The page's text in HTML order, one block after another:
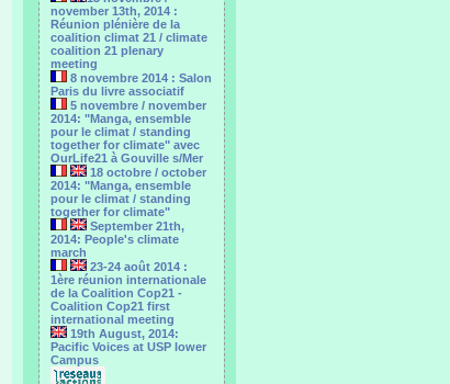
november 13th, 2014 :
Réunion plénière de la
coalition climat 21 / climate
coalition 21 plenary
meeting
8 novembre 2014 : Salon
Paris du livre associatif
5 novembre / november
2014: "Manga, ensemble
pour le climat / standing
together for climate" avec
OurLife21 à Gouville s/Mer
18 octobre / october
2014: "Manga, ensemble
pour le ‎climat / standing
together for climate"
September 21th,
2014: People's climate
march
23-24 août 2014 :
1ère réunion internationale
de la Coalition Cop21 -
Coalition Cop21 first
international meeting
19th August, 2014:
Pacific Voices at USP lower
Campus